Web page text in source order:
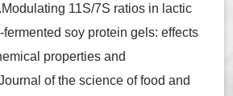
11S/7S ratios in lactic
soy protein gels: effects
properties and
of the science of food and